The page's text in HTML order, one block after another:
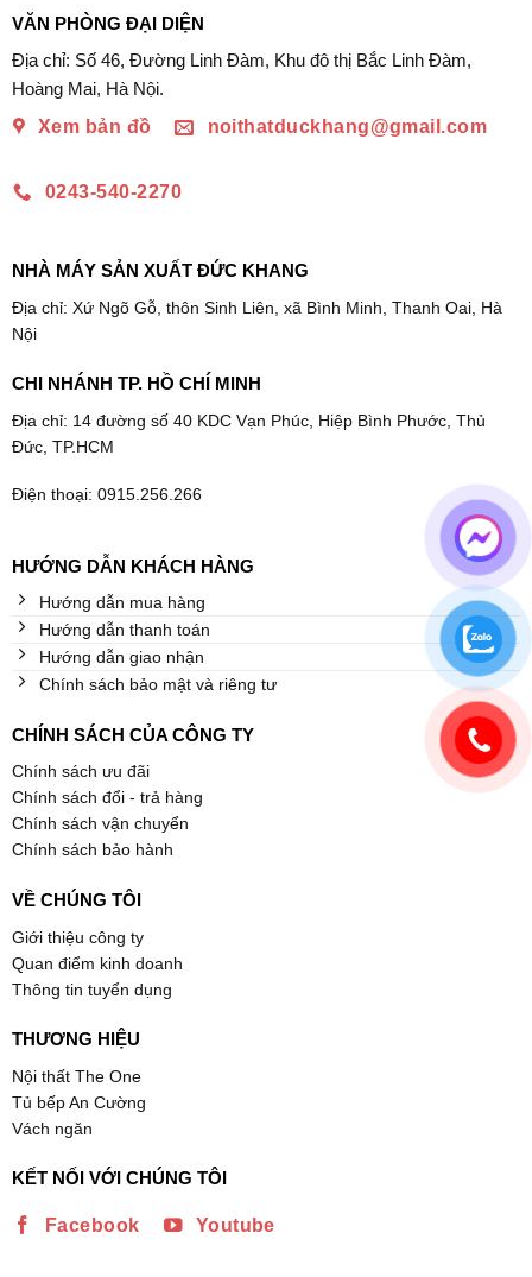
VĂN PHÒNG ĐẠI DIỆN
Địa chỉ: Số 46, Đường Linh Đàm, Khu đô thị Bắc Linh Đàm,
Hoàng Mai, Hà Nội.
Xem bản đồ
noithatduckhang@gmail.com
0243-540-2270
NHÀ MÁY SẢN XUẤT ĐỨC KHANG
Địa chỉ: Xứ Ngõ Gỗ, thôn Sinh Liên, xã Bình Minh, Thanh Oai, Hà
Nội
CHI NHÁNH TP. HỒ CHÍ MINH
Địa chỉ: 14 đường số 40 KDC Vạn Phúc, Hiệp Bình Phước, Thủ
Đức, TP.HCM
Điện thoại: 0915.256.266
HƯỚNG DẪN KHÁCH HÀNG
Hướng dẫn mua hàng
Hướng dẫn thanh toán
Hướng dẫn giao nhận
Chính sách bảo mật và riêng tư
CHÍNH SÁCH CỦA CÔNG TY
Chính sách ưu đãi
Chính sách đổi - trả hàng
Chính sách vận chuyển
Chính sách bảo hành
VỀ CHÚNG TÔI
Giới thiệu công ty
Quan điểm kinh doanh
Thông tin tuyển dụng
THƯƠNG HIỆU
Nội thất The One
Tủ bếp An Cường
Vách ngăn
KẾT NỐI VỚI CHÚNG TÔI
Facebook Youtube